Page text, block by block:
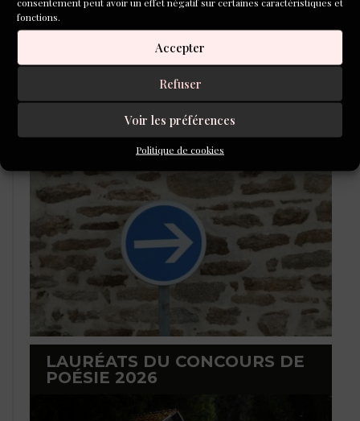
fonctions.
Accepter
Refuser
Voir les préférences
Politique de cookies
Marie Boulic : comment faire émerger un projet
CONCOURS DE NOUVELLES
2026
LAURÉATS DU CONCOURS DE
POÉSIE 2026